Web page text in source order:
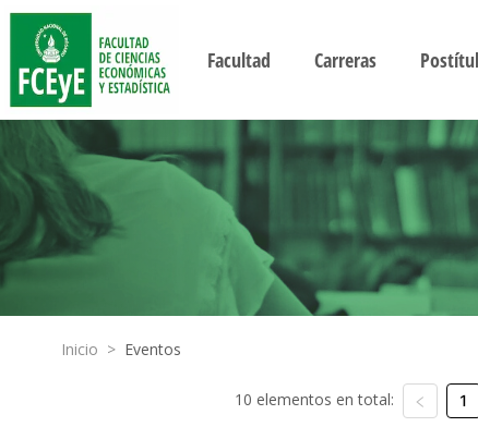
Facultad Carreras
Inicio > Eventos
10 elementos en total: 1